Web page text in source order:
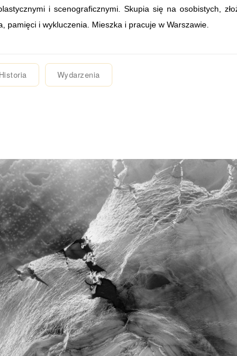
i scenograficznymi. Skupia się na osobistych,
pamięci i wykluczenia. Mieszka i pracuje w Warszawie.
Historia Wydarzenia